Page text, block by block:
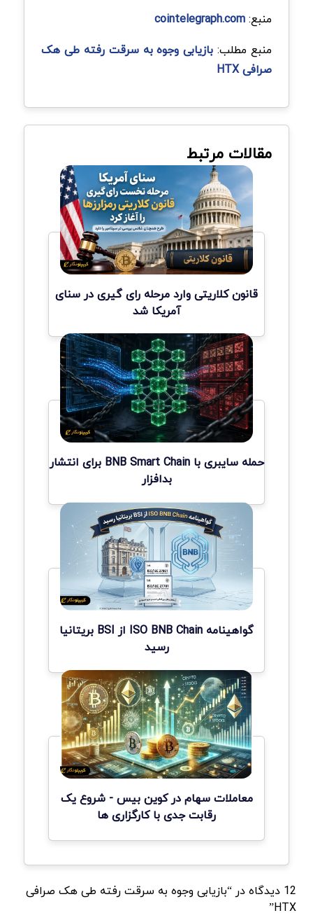
منبع:cointelegraph.com
منبع مطلب: بازیابی وجوه به سرقت رفته طی هک
صرافی HTX
مقالات مرتبط
قانون کلاریتی وارد مرحله رای گیری در سنای
آمریکا شد
حمله سایبری با BNB Smart Chain برای انتشار
بدافزار
گواهینامه ISO BNB Chain از BSI بریتانیا
رسید
معاملات سهام در کوین بیس - شروع یک
رقابت جدی با کارگزاری ها
12 دیدگاه در “بازیابی وجوه به سرقت رفته طی هک صرافی
HTX”